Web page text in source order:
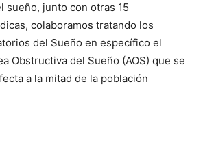
sueño, junto con otras 15
colaboramos tratando los
del Sueño en específico el
Obstructiva del Sueño (AOS) que se
a la mitad de la población